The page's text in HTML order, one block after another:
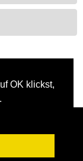
OK klickst,